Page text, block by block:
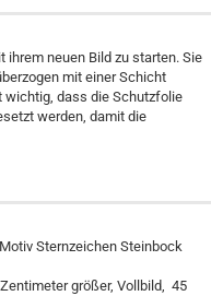
neuen Bild zu starten. Sie
mit einer Schicht
wichtig, dass die Schutzfolie
werden, damit die
Sternzeichen Steinbock
größer, Vollbild, 45